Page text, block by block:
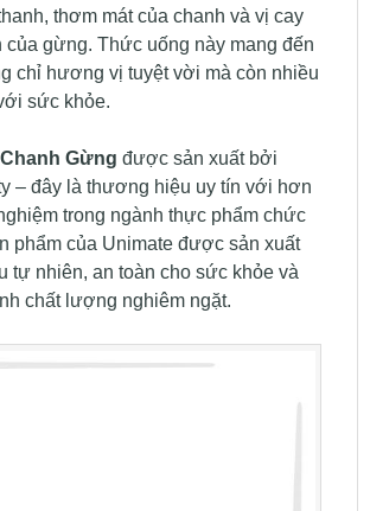
thơm mát của chanh và vị cay
của gừng. Thức uống này mang đến
chỉ hương vị tuyệt vời mà còn nhiều
sức khỏe.
Gừng được sản xuất bởi
– đây là thương hiệu uy tín với hơn
trong ngành thực phẩm chức
phẩm của Unimate được sản xuất
tự nhiên, an toàn cho sức khỏe và
chất lượng nghiêm ngặt.